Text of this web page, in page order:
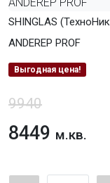
SHINGLAS
ANDEREP PROF
Выгодная цена!
9940
8449 м.кв.